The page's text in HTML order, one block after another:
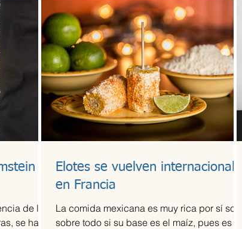
de la
se ha
Elotes se vuelven internacionales
en Francia
La comida mexicana es muy rica por sí sola,
sobre todo si su base es el maíz, pues es